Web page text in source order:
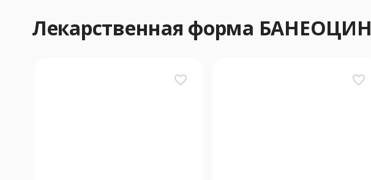
Лекарственная форма БАНЕОЦИН
favorite_border favorite_border